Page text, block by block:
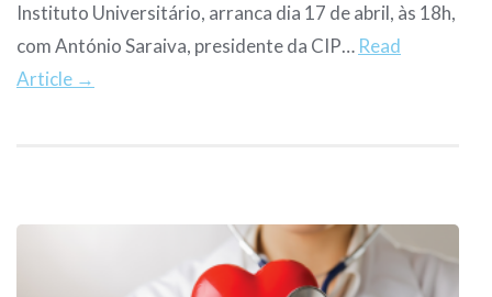
Instituto Universitário, arranca dia 17 de abril, às 18h,
com António Saraiva, presidente da CIP… Read
Article →